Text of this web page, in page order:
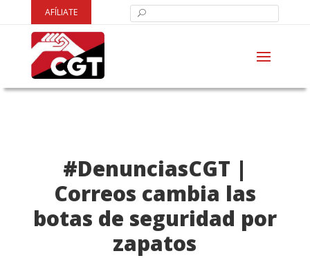
AFÍLIATE
#DenunciasCGT |
Correos cambia las
botas de seguridad por
zapatos